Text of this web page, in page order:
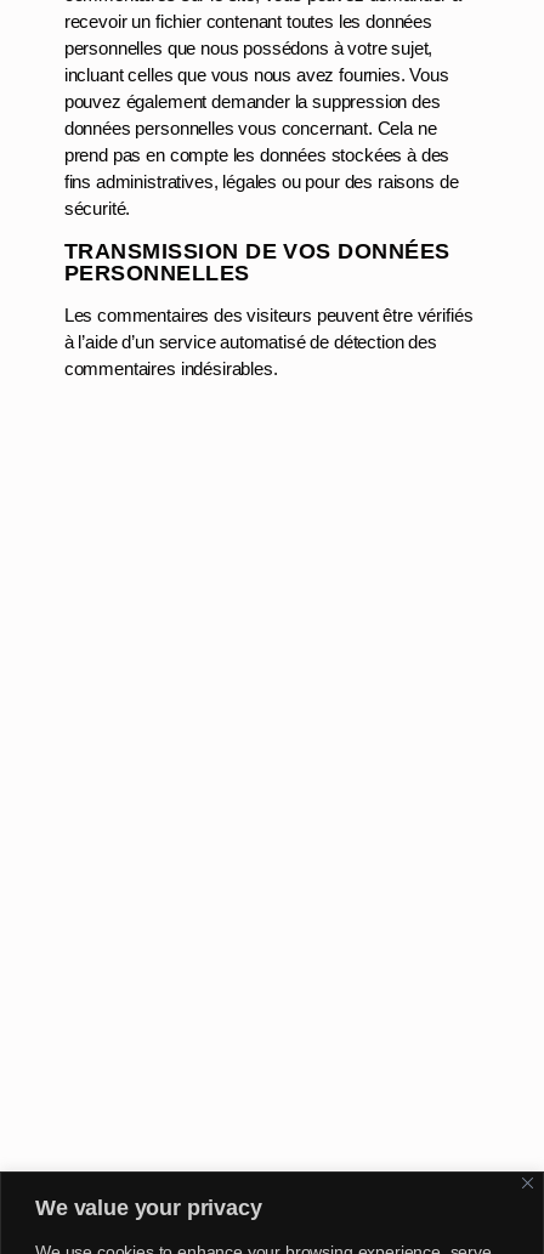
We value your privacy
recevoir un fichier contenant toutes les données
personnelles que nous possédons à votre sujet,
incluant celles que vous nous avez fournies. Vous
pouvez également demander la suppression des
données personnelles vous concernant. Cela ne
prend pas en compte les données stockées à des
fins administratives, légales ou pour des raisons de
sécurité.
TRANSMISSION DE VOS DONNÉES
PERSONNELLES
Les commentaires des visiteurs peuvent être vérifiés
à l’aide d’un service automatisé de détection des
commentaires indésirables.